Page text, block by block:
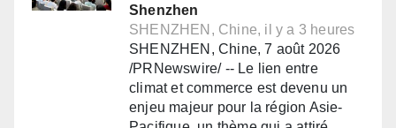
Shenzhen
SHENZHEN, Chine, il y a 3 heures
SHENZHEN, Chine, 7 août 2026
/PRNewswire/ -- Le lien entre
climat et commerce est devenu un
enjeu majeur pour la région Asie-